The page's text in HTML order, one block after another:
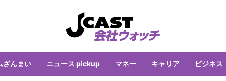
ざんまい ニュース pickup マネー キャリア ビジネス